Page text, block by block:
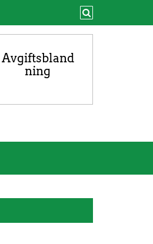
Avgiftsbland
ning